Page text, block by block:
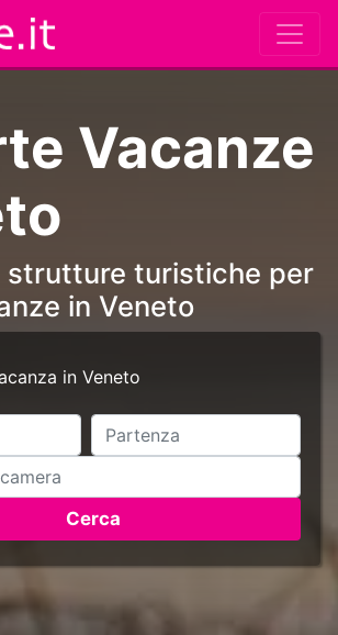
Vacanze
strutture turistiche per
in Veneto
in Veneto
Cerca